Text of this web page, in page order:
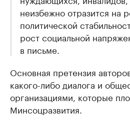
неизбежно отразится на
политической
рост социальной
в письме.
Основная претензия
какого-либо диалога и
организациями, которые
Минсоцразвития.